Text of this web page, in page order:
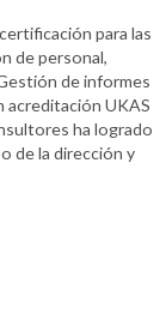
para las
de personal,
de informes
acreditación UKAS
ha logrado
de la dirección y